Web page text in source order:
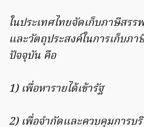
ในประเทศไทยจัดเก็บภาษีสร
และวัตถุประสงค์ในการเก็บภ
ปัจจุบัน คือ
1) เพื่อหารายได้เข้ารัฐ
2) เพื่อจํากัดและควบคุมการบ